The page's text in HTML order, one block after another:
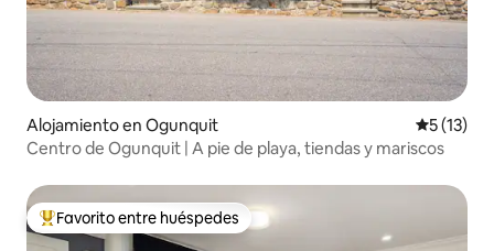
Alojamiento en Ogunquit
5 (13)
Centro de Ogunquit | A pie de playa, tiendas y mariscos
Favorito entre huéspedes preferido
Favorito entre huéspedes